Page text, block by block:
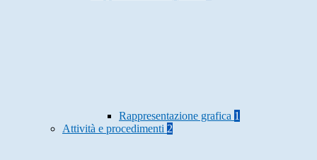
Rappresentazione grafica 1
Attività e procedimenti 2